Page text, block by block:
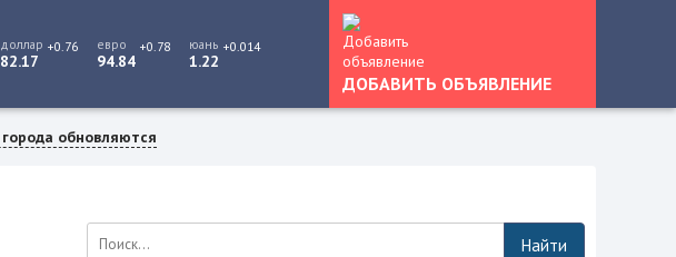
доллар
82.17
+0.76 евро
94.84
+0.78 юань
1.22
+0.014
ДОБАВИТЬ ОБЪЯВЛЕНИЕ
обновляются
Найти